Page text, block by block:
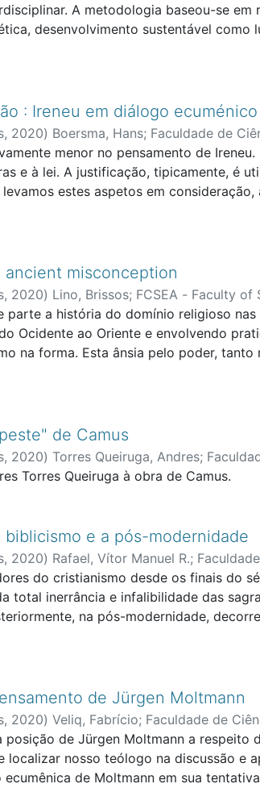
A metodologia baseou-se
desenvolvimento sustentável
a experiência do
na contribuição da Teologia
sustentável com base em valores
: Ireneu em diálogo ecuménico
, 2020) Boersma, Hans; Faculdade de
menor no pensamento de
e à lei. A justificação, tipicamente, é
estes aspetos em
mais importantes lições da discussão
com Deus em Cristo.
misconception
, 2020) Lino, Brissos; FCSEA - Faculty of
a história do domínio religioso
Ocidente ao Oriente e envolvendo
na forma. Esta ânsia pelo poder,
cristãos ao longo da História, ou pelo
de Camus
, 2020) Torres Queiruga, Andres;
Torres Queiruga à obra de Camus.
e a pós-modernidade
, 2020) Rafael, Vítor Manuel R.;
do cristianismo desde os finais do
total inerrância e infalibilidade das
na pós-modernidade,
os métodos hermenêuticos. Em causa
o sacerdócio feminino e até a
e no biblicismo.
de Jürgen Moltmann
, 2020) Veliq, Fabrício; Faculdade de
de Jürgen Moltmann a respeito
nosso teólogo na discussão e
de Moltmann em sua